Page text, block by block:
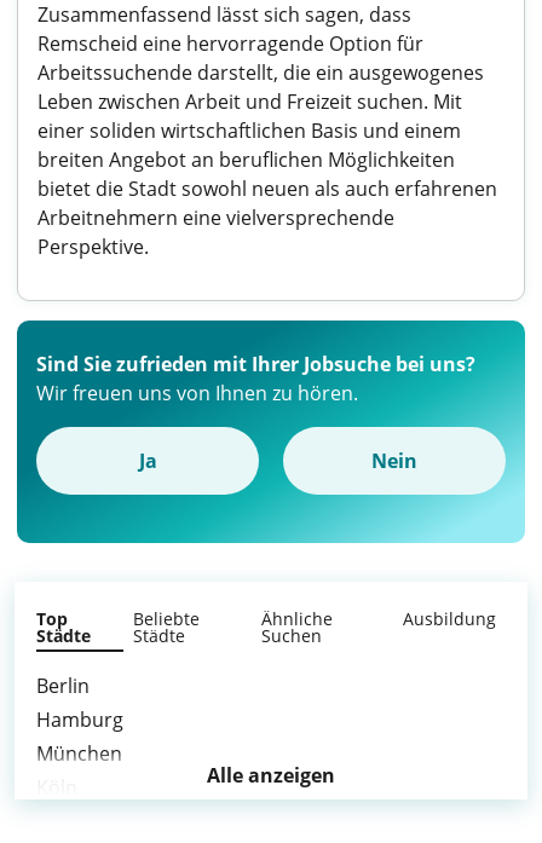
Zusammenfassend lässt sich sagen, dass
Remscheid eine hervorragende Option für
Arbeitssuchende darstellt, die ein ausgewogenes
Leben zwischen Arbeit und Freizeit suchen. Mit
einer soliden wirtschaftlichen Basis und einem
breiten Angebot an beruflichen Möglichkeiten
bietet die Stadt sowohl neuen als auch erfahrenen
Arbeitnehmern eine vielversprechende
Perspektive.
Sind Sie zufrieden mit Ihrer Jobsuche bei uns?
Wir freuen uns von Ihnen zu hören.
Ja Nein
Top
Städte
Beliebte
Städte
Ähnliche
Suchen
Ausbildung
Berlin
Hamburg
München
Alle anzeigen